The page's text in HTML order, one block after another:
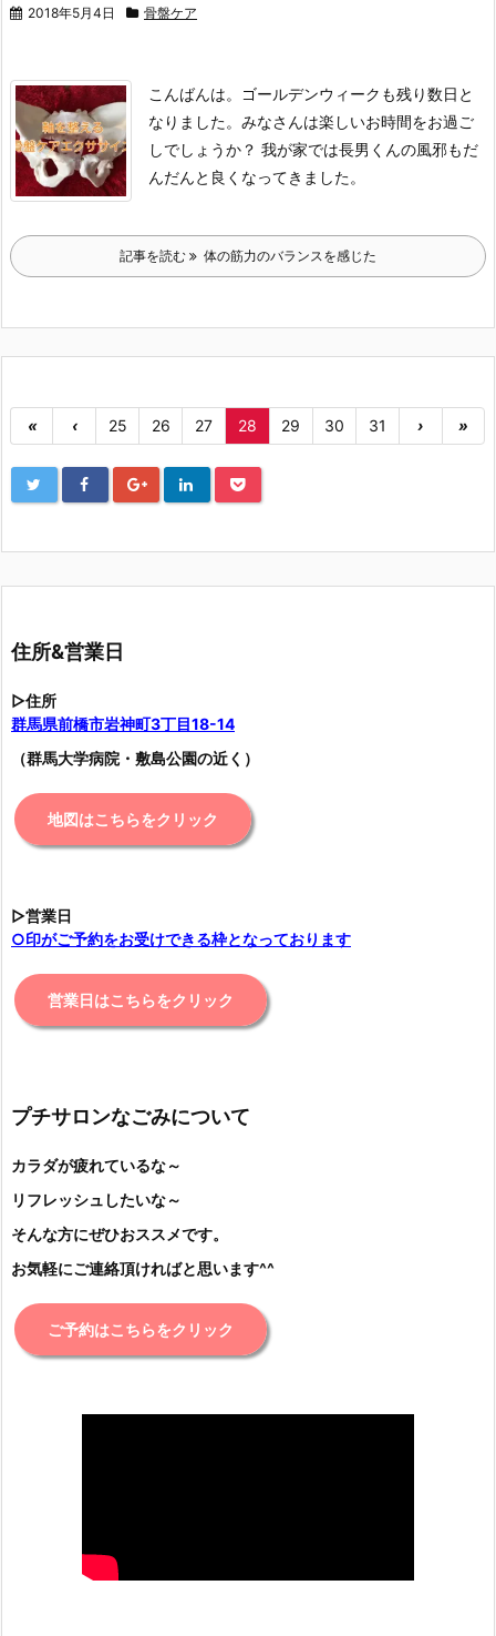
2018年5月4日 骨盤ケア
こんばんは。
ゴールデンウィークも残り数日と
なりました。 みなさんは楽しいお時間をお過ご
しでしょうか？ 我が家では長男くんの風邪もだ
んだんと良くなってきました。
記事を読む 体の筋力のバランスを感じた
« ‹ 25 26 27 28 29 30 31 › »
住所&営業日
▷住所
群馬県前橋市岩神町3丁目18-14
（群馬大学病院・敷島公園の近く）
地図はこちらをクリック
▷営業日
○印がご予約をお受けできる枠となっております
営業日はこちらをクリック
プチサロンなごみについて
カラダが疲れているな～
リフレッシュしたいな～
そんな方にぜひおススメです。
お気軽にご連絡頂ければと思います^^
ご予約はこちらをクリック